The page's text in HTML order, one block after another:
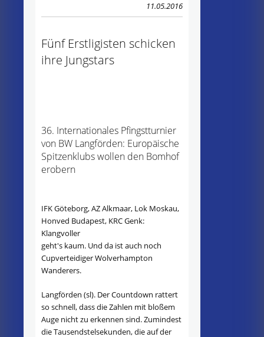
11.05.2016
Fünf Erstligisten schicken
ihre Jungstars
36. Internationales Pfingstturnier
von BW Langförden: Europäische
Spitzenklubs wollen den Bomhof
erobern
IFK Göteborg, AZ Alkmaar, Lok Moskau,
Honved Budapest, KRC Genk:
Klangvoller
geht's kaum. Und da ist auch noch
Cupverteidiger Wolverhampton
Wanderers.
Langförden (sl). Der Countdown rattert
so schnell, dass die Zahlen mit bloßem
Auge nicht zu erkennen sind. Zumindest
die Tausendstelsekunden, die auf der